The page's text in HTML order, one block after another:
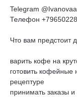
Telegram
Телефон
Что вам предстоит
​варить кофе на
готовить кофейные
рецептуре
​принимать заказы и